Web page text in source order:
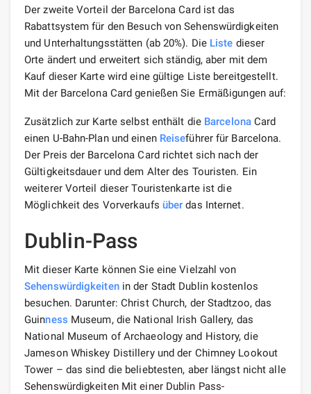
Der zweite Vorteil der Barcelona Card ist das
Rabattsystem für den Besuch von Sehenswürdigkeiten
und Unterhaltungsstätten (ab 20%). Die Liste dieser
Orte ändert und erweitert sich ständig, aber mit dem
Kauf dieser Karte wird eine gültige Liste bereitgestellt.
Mit der Barcelona Card genießen Sie Ermäßigungen auf:
Zusätzlich zur Karte selbst enthält die BarcelonaCard
einen U-Bahn-Plan und einen Reiseführer für Barcelona.
Der Preis der Barcelona Card richtet sich nach der
Gültigkeitsdauer und dem Alter des Touristen. Ein
weiterer Vorteil dieser Touristenkarte ist die
Möglichkeit des Vorverkaufs über das Internet.
Dublin-Pass
Mit dieser Karte können Sie eine Vielzahl von
Sehenswürdigkeitenin der Stadt Dublin kostenlos
besuchen. Darunter: Christ Church, der Stadtzoo, das
Guinness Museum, die National Irish Gallery, das
National Museum of Archaeology and History, die
Jameson Whiskey Distillery und der Chimney Lookout
Tower – das sind die beliebtesten, aber längst nicht alle
Sehenswürdigkeiten Mit einer Dublin Pass-